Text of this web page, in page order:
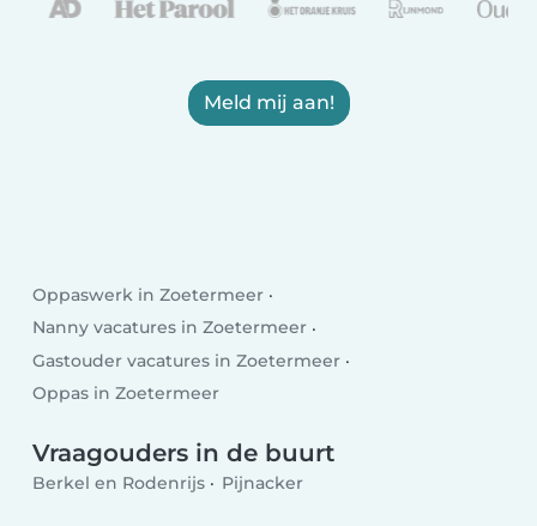
Meld mij aan!
Oppaswerk in Zoetermeer
Nanny vacatures in Zoetermeer
Gastouder vacatures in Zoetermeer
Oppas in Zoetermeer
Vraagouders in de buurt
Berkel en Rodenrijs Pijnacker